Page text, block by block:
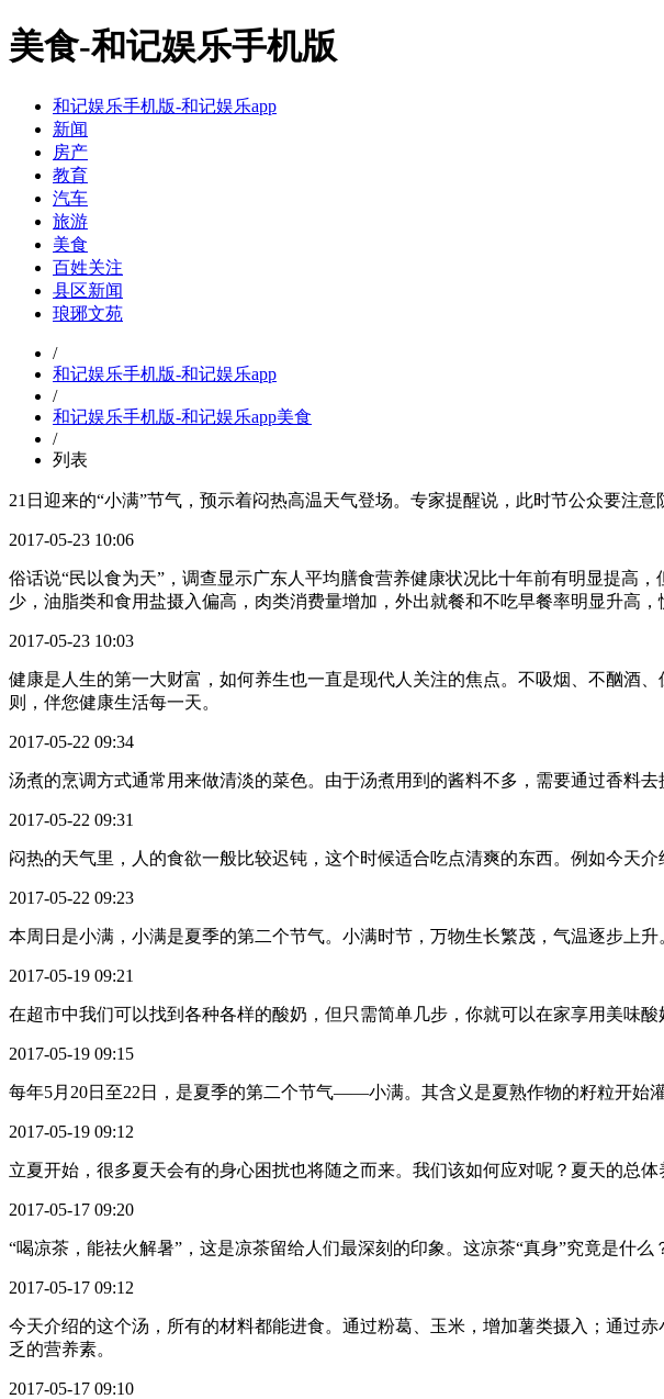
美食-和记娱乐手机版
和记娱乐手机版-和记娱乐app
新闻
房产
教育
汽车
旅游
美食
百姓关注
县区新闻
琅琊文苑
/
和记娱乐手机版-和记娱乐app
/
和记娱乐手机版-和记娱乐app美食
/
列表
21日迎来的“小满”节气，预示着闷热高温天气登场。专家提醒说，此时节公众要注
2017-05-23 10:06
俗话说“民以食为天”，调查显示广东人平均膳食营养健康状况比十年前有明显提高
少，油脂类和食用盐摄入偏高，肉类消费量增加，外出就餐和不吃早餐率明显升高，
2017-05-23 10:03
健康是人生的第一大财富，如何养生也一直是现代人关注的焦点。不吸烟、不酗酒
则，伴您健康生活每一天。
2017-05-22 09:34
汤煮的烹调方式通常用来做清淡的菜色。由于汤煮用到的酱料不多，需要通过香料去
2017-05-22 09:31
闷热的天气里，人的食欲一般比较迟钝，这个时候适合吃点清爽的东西。例如今天
2017-05-22 09:23
本周日是小满，小满是夏季的第二个节气。小满时节，万物生长繁茂，气温逐步上
2017-05-19 09:21
在超市中我们可以找到各种各样的酸奶，但只需简单几步，你就可以在家享用美味
2017-05-19 09:15
每年5月20日至22日，是夏季的第二个节气——小满。其含义是夏熟作物的籽粒开始
2017-05-19 09:12
立夏开始，很多夏天会有的身心困扰也将随之而来。我们该如何应对呢？夏天的总
2017-05-17 09:20
“喝凉茶，能祛火解暑”，这是凉茶留给人们最深刻的印象。这凉茶“真身”究竟是什
2017-05-17 09:12
今天介绍的这个汤，所有的材料都能进食。通过粉葛、玉米，增加薯类摄入；通过
乏的营养素。
2017-05-17 09:10